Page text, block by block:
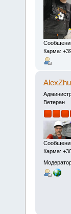
Карма:
Ветеран
Карма: